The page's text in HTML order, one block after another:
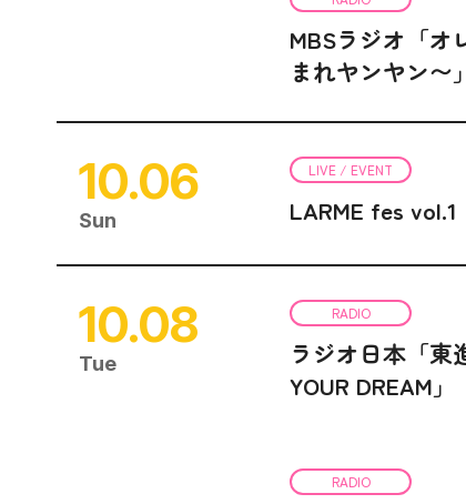
MBSラジオ「オ
まれヤンヤン〜」
10.06
Sun
LIVE / EVENT
LARME fes vol.1
10.08
Tue
RADIO
ラジオ日本「東
YOUR DREAM」
RADIO